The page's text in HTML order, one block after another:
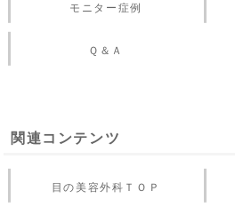
モニター症例
Ｑ＆Ａ
関連コンテンツ
目の美容外科ＴＯＰ